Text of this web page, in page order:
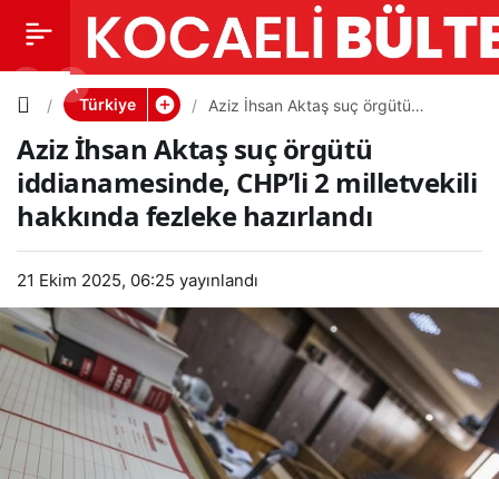
Türkiye
Aziz İhsan Aktaş suç örgütü
hakkında fezleke hazırlandı
Aziz İhsan Aktaş suç örgütü
iddianamesinde, CHP’li 2 milletvekili
hakkında fezleke hazırlandı
21 Ekim 2025, 06:25 yayınlandı
Aziz
İhsan
Aktaş suç
örgütü
iddianam
esinde,
CHP’li 2
milletveki
PAYLAŞ